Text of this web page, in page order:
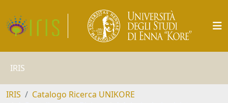
IRIS
IRIS
Catalogo Ricerca UNIKORE